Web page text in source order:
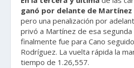
ganó por delante de Martínez
pero una penalización por
privó a Martínez de esa segunda
finalmente fue para Cano
Rodríguez. La vuelta rápida la
tiempo de 1.26,557.